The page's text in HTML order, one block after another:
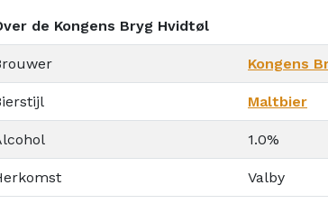
de Kongens Bryg Hvidtøl
Kongens
Maltbier
1.0%
Valby